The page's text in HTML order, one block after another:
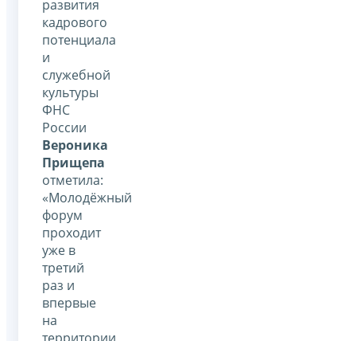
развития
кадрового
потенциала
и
служебной
культуры
ФНС
России
Вероника
Прищепа
отметила:
«Молодёжный
форум
проходит
уже в
третий
раз и
впервые
на
территории